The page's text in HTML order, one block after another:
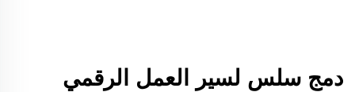
دمج سلس لسير العمل الرقمي